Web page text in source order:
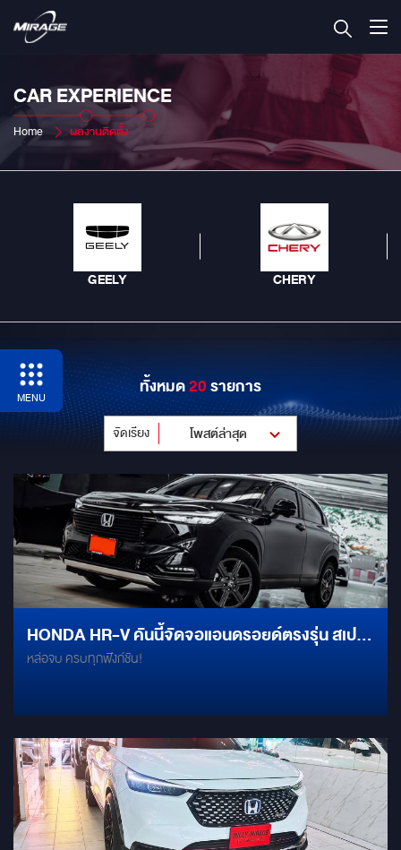
CAR EXPERIENCE
Home ผลงานติดตั้ง
GEELY CHERY
MENU ทั้งหมด20รายการ
จัดเรียง โพสต์ล่าสุด
HONDA HR-V คันนี้จัดจอแอนดรอยด์ตรงรุ่น สเปก
แรง จอชัดระดับ HD ดู YOUTUBE, NETFLIX, แผนที่
หล่อจบ ครบทุกฟังก์ชัน!